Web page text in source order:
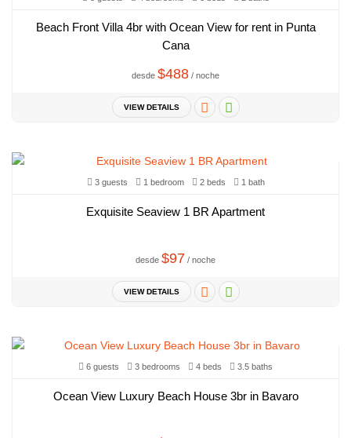
Beach Front Villa 4br with Ocean View for rent in Punta
Cana
desde $488 / noche
VIEW DETAILS
3 guests 1 bedroom 2 beds 1 bath
Exquisite Seaview 1 BR Apartment
desde $97 / noche
VIEW DETAILS
6 guests 3 bedrooms 4 beds 3.5 baths
Ocean View Luxury Beach House 3br in Bavaro